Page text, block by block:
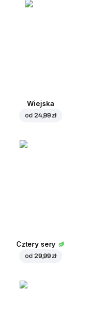
Wiejska
od 24,99 zł
Cztery sery
od 29,99 zł